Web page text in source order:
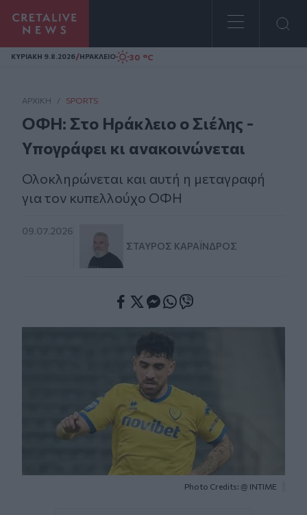
Homepage
ΚΥΡΙΑΚΗ 9.8.2026/ΗΡΑΚΛΕΙΟ 30 °C
ΑΡΧΙΚΗ / SPORTS
ΟΦΗ: Στο Ηράκλειο ο Σιέλης -
Υπογράφει κι ανακοινώνεται
Ολοκληρώνεται και αυτή η μεταγραφή
για τον κυπελλούχο ΟΦΗ
09.07.2026
ΣΤΑΎΡΟΣ ΚΑΡΑΪ́ΝΔΡΟΣ
Photo Credits: @ ΙΝΤΙΜΕ